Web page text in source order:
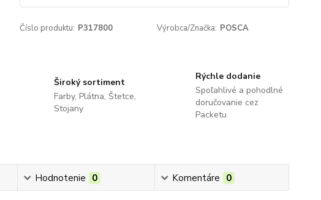
Číslo produktu: P317800 Výrobca/Značka: POSCA
Široký sortiment
Farby, Plátna, Štetce,
Stojany
Rýchle dodanie
Spoľahlivé a pohodlné
doručovanie cez
Packetu
Hodnotenie 0 Komentáre 0